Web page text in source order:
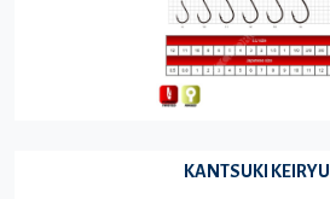
KANTSUKI KEIRYU